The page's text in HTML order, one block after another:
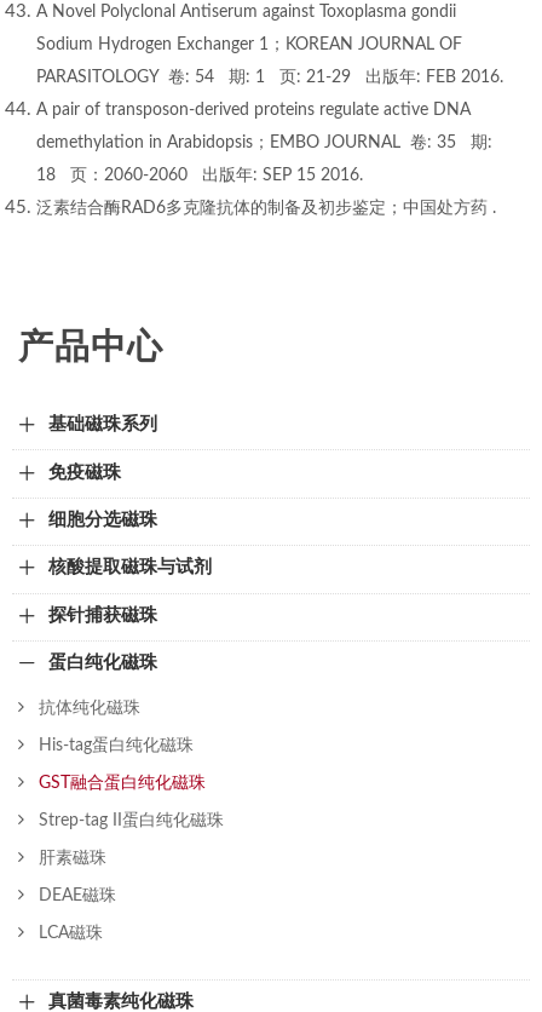
A Novel Polyclonal Antiserum against Toxoplasma gondii
Sodium Hydrogen Exchanger 1；KOREAN JOURNAL OF
PARASITOLOGY 卷: 54 期: 1 页: 21-29 出版年: FEB 2016.
A pair of transposon‐derived proteins regulate active DNA
demethylation in Arabidopsis；EMBO JOURNAL 卷: 35 期:
18 页：2060-2060 出版年: SEP 15 2016.
泛素结合酶RAD6多克隆抗体的制备及初步鉴定；中国处方药 .
产品中心
基础磁珠系列
免疫磁珠
细胞分选磁珠
核酸提取磁珠与试剂
探针捕获磁珠
蛋白纯化磁珠
抗体纯化磁珠
His-tag蛋白纯化磁珠
GST融合蛋白纯化磁珠
Strep-tag II蛋白纯化磁珠
肝素磁珠
DEAE磁珠
LCA磁珠
真菌毒素纯化磁珠